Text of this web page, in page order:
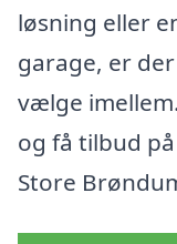
løsning eller
garage, er
vælge
og få tilbud
Store